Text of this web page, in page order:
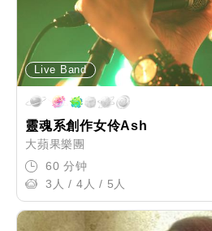
Live Band
靈魂系創作女伶Ash
大蘋果樂團
60 分钟
3人 / 4人 / 5人